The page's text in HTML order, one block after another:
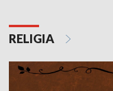
RELIGIA